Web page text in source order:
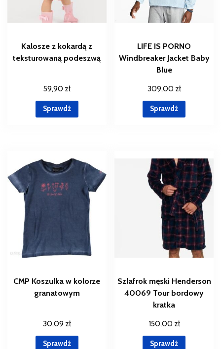
Kalosze z kokardą z
teksturowaną podeszwą
59,90 zł
Sprawdź
LIFE IS PORNO
Windbreaker Jacket Baby
Blue
309,00 zł
Sprawdź
CMP Koszulka w kolorze
granatowym
30,09 zł
Sprawdź
Szlafrok męski Henderson
40069 Tour bordowy
kratka
150,00 zł
Sprawdź